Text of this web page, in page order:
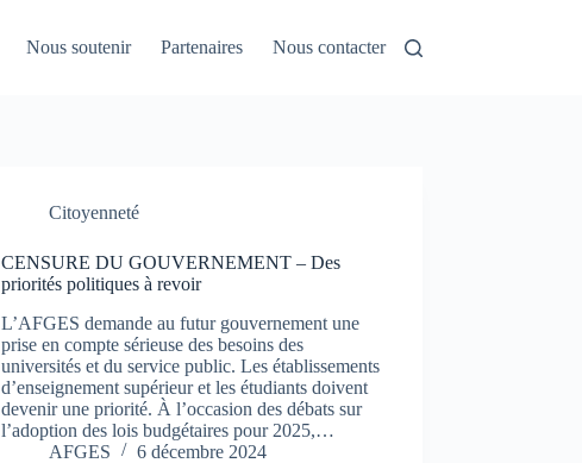
Nous soutenir Partenaires Nous contacter
Citoyenneté
CENSURE DU GOUVERNEMENT – Des
priorités politiques à revoir
L’AFGES demande au futur gouvernement une
prise en compte sérieuse des besoins des
universités et du service public. Les établissements
d’enseignement supérieur et les étudiants doivent
devenir une priorité. À l’occasion des débats sur
l’adoption des lois budgétaires pour 2025,…
AFGES
6 décembre 2024